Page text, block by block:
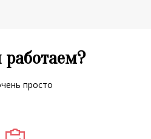
просто